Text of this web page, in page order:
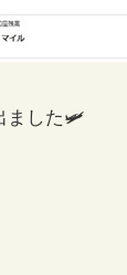
ました🛩